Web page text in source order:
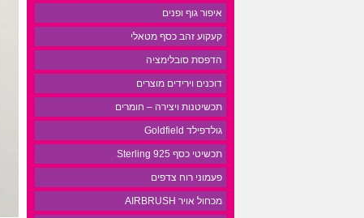
איפור גוף ופנים
קעקוע זהב כסף מטאלי
הדפסת סובלימציה
דוכנים וירידים מוצרים
תכשיטנות ויצירה – חומרים
גולדפילד Goldfield
תכשיטי כסף 925 Sterling
פעמוני רוח צדפים
מכחול אויר AIRBRUSH